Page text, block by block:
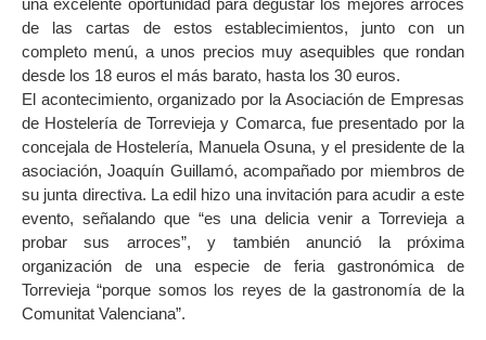
de las cartas de estos establecimientos, junto con un
completo menú, a unos precios muy asequibles que rondan
desde los 18 euros el más barato, hasta los 30 euros.
El acontecimiento, organizado por la Asociación de Empresas
de Hostelería de Torrevieja y Comarca, fue presentado por la
concejala de Hostelería, Manuela Osuna, y el presidente de la
asociación, Joaquín Guillamó, acompañado por miembros de
su junta directiva. La edil hizo una invitación para acudir a este
evento, señalando que “es una delicia venir a Torrevieja a
probar sus arroces”, y también anunció la próxima
organización de una especie de feria gastronómica de
Torrevieja “porque somos los reyes de la gastronomía de la
Comunitat Valenciana”.